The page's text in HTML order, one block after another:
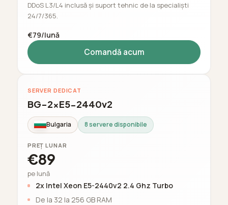
DDoS L3/L4 inclusă și suport tehnic de la specialiști
24/7/365.
€79/lună
Comandă acum
SERVER DEDICAT
BG-2xE5-2440v2
Bulgaria 8 servere disponibile
PREȚ LUNAR
€89
pe lună
2x Intel Xeon E5-2440v2 2.4 Ghz Turbo
De la 32 la 256 GB RAM